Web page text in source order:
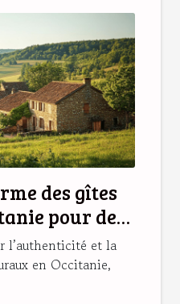
des gîtes
pour des
l’authenticité et la
en Occitanie,